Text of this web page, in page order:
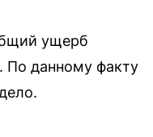
ущерб
По данному факту